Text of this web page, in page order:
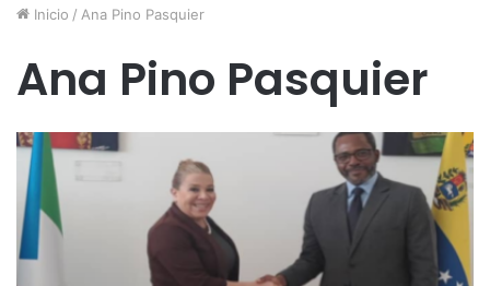
Inicio / Ana Pino Pasquier
Ana Pino Pasquier